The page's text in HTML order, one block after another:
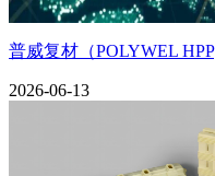
普威复材（POLYWEL
2026-06-13